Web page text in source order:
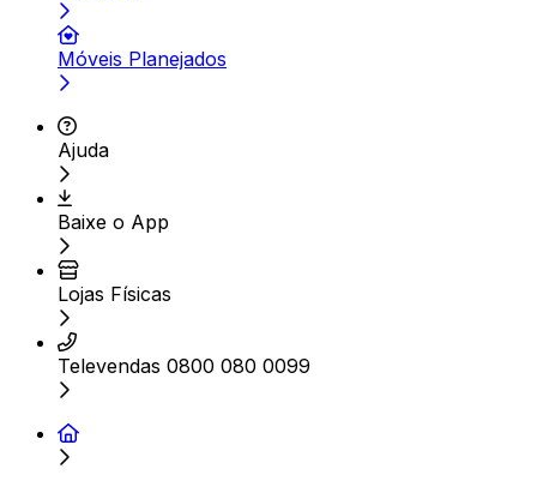
Móveis Planejados
Ajuda
Baixe o App
Lojas Físicas
Televendas 0800 080 0099